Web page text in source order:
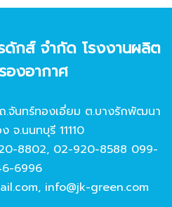
ดักส์ จํากัด โรงงานผลิต
องอากาศ
จันทร์ทองเอี่ยม ต.บางรักพัฒนา
จ.นนทบุรี 11110
8802, 02-920-8588 099-
6996
, info@jk-green.com